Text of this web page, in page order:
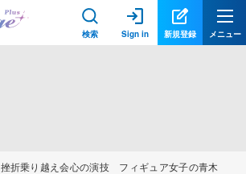
検索 Sign in 新規登録 メニュー
挫折乗り越え会心の演技 フィギュア女子の青木